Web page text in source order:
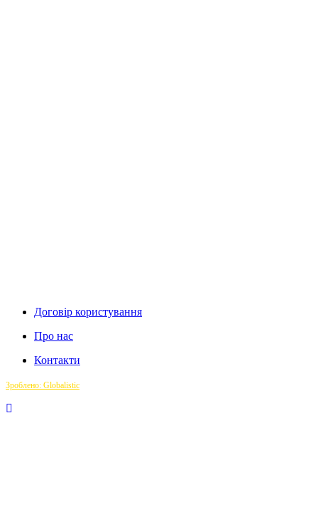
Договір користування
Про нас
Контакти
Зроблено: Globalistic